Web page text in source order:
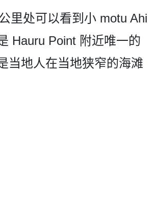
里处可以看到小 motu Ahi
Hauru Point 附近唯一的
当地­人在当地狭窄的海滩